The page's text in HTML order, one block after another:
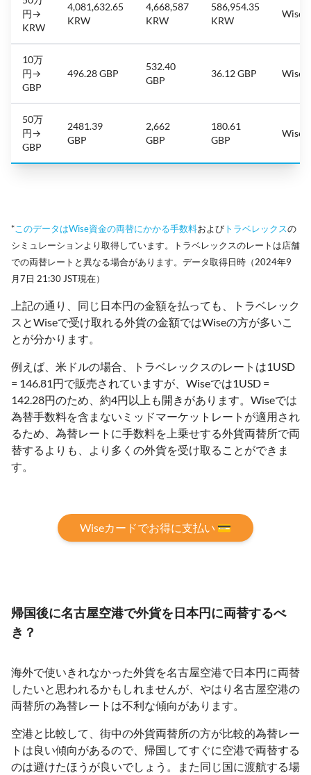
円→
KRW
4,081,632.65
KRW
4,668,587
KRW
586,954.35
KRW
Wise
10万
円→
GBP
496.28 GBP
532.40
GBP
36.12 GBP Wise
50万
円→
GBP
2481.39
GBP
2,662
GBP
180.61
GBP
Wise
*このデータはWise資金の両替にかかる手数料および トラベレックスの
シミュレーションより取得しています。トラベレックスのレートは店舗
での両替レートと異なる場合があります。データ取得日時（2024年9
月7日 21:30 JST現在）
上記の通り、同じ日本円の金額を払っても、トラベレック
スとWiseで受け取れる外貨の金額ではWiseの方が多いこ
とが分かります。
例えば、米ドルの場合、トラベレックスのレートは1USD
= 146.81円で販売されていますが、Wiseでは1USD =
142.28円のため、約4円以上も開きがあります。Wiseでは
為替手数料を含まないミッドマーケットレートが適用され
るため、為替レートに手数料を上乗せする外貨両替所で両
替するよりも、より多くの外貨を受け取ることができま
す。
Wiseカードでお得に支払い 💳
帰国後に名古屋空港で外貨を日本円に両替するべ
き？
海外で使いきれなかった外貨を名古屋空港で日本円に両替
したいと思われるかもしれませんが、やはり名古屋空港の
両替所の為替レートは不利な傾向があります。
空港と比較して、街中の外貨両替所の方が比較的為替レー
トは良い傾向があるので、帰国してすぐに空港で両替する
のは避けたほうが良いでしょう。また同じ国に渡航する場